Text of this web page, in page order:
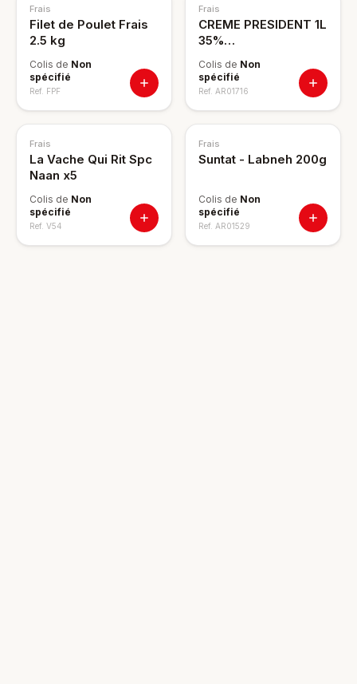
Frais
Filet de Poulet Frais
2.5 kg
Colis de Non
spécifié
Ref. FPF
Frais
CREME PRESIDENT 1L
35%
Colis de Non
spécifié
Ref. AR01716
Frais
La Vache Qui Rit Spc
Naan x5
Colis de Non
spécifié
Ref. V54
Frais
Suntat - Labneh 200g
Colis de Non
spécifié
Ref. AR01529